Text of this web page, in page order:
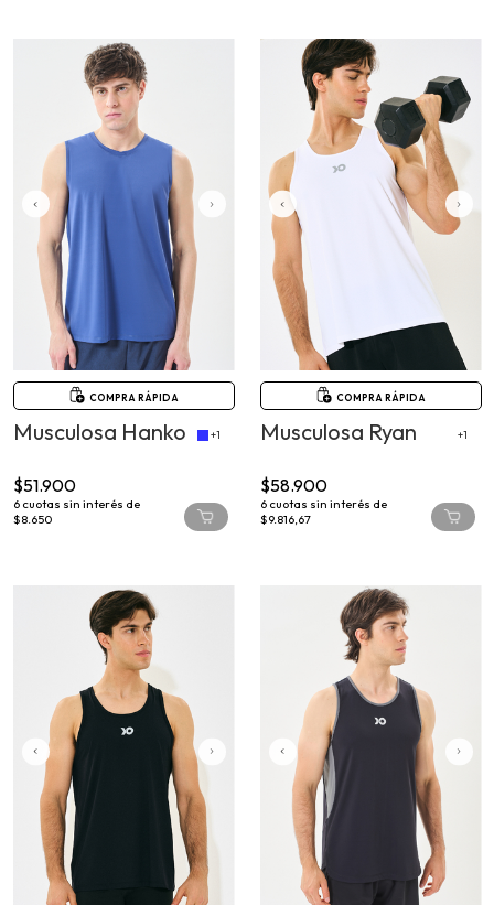
COMPRA RÁPIDA
Musculosa Hanko +1
$51.900
6 cuotas sin interés de
$8.650
COMPRA RÁPIDA
Musculosa Ryan +1
$58.900
6 cuotas sin interés de
$9.816,67